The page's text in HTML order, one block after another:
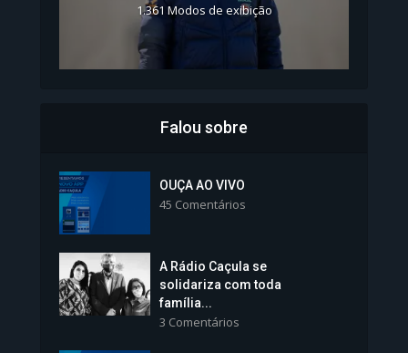
1.361 Modos de exibição
Colégios da Polícia...
Falou sobre
OUÇA AO VIVO
45 Comentários
A Rádio Caçula se
solidariza com toda
família...
3 Comentários